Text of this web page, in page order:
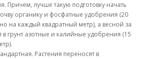
Причем, лучше такую подготовку начать
органику и фосфатные удобрения (20
на каждый квадратный метр), а весной за
в грунт азотные и калийные удобрения (15
Растения переносят в